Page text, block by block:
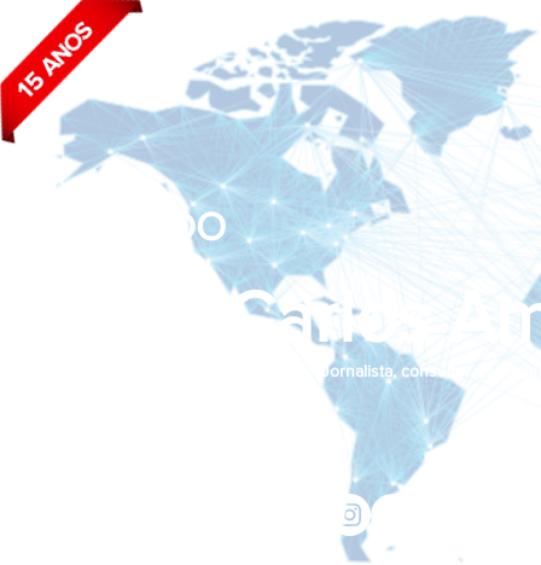
João Carlos
BLOG DO
Jornalista, consultor de